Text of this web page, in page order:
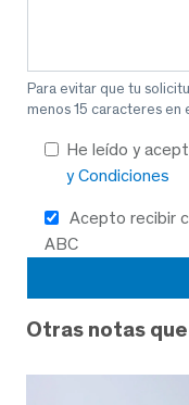
Para evitar que tu
menos 15 caracteres en
He leído y
y Condiciones
Acepto recibir
ABC
Otras notas